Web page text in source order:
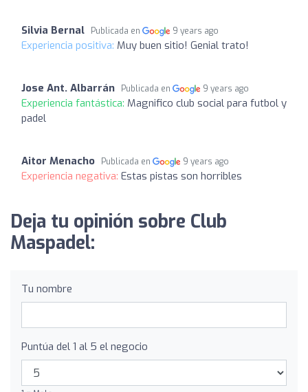
Silvia Bernal Publicada en 9 years ago
Experiencia positiva: Muy buen sitio! Genial trato!
Jose Ant. Albarrán Publicada en 9 years ago
Experiencia fantástica: Magnifico club social para futbol y
padel
Aitor Menacho Publicada en 9 years ago
Experiencia negativa: Estas pistas son horribles
Deja tu opinión sobre Club
Maspadel:
Tu nombre
Puntúa del 1 al 5 el negocio